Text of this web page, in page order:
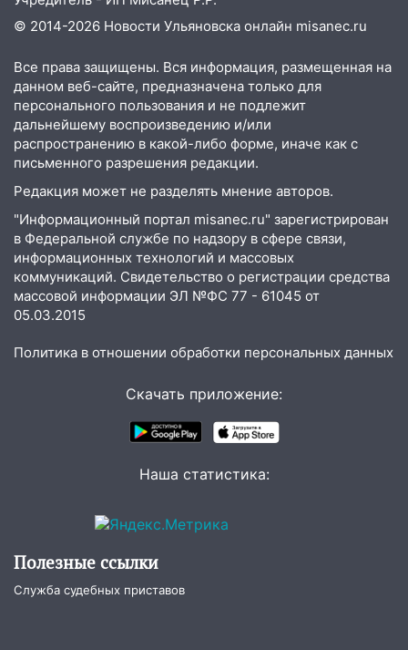
Чемпионате России
более 28% площадей зерновых и
зернобобовых культур
15:51 Бросила кирпич в жену брата: в
Ульяновской области завели дело на
агрессивную женщину
15:47
На улице Радищева сбили
курьера: крупная авария в Ульяновске
15:15 Проводил до квартиры и ограбил:
новый кавалер женщины оказался
рецидивистом
14:26 В Ульяновске ограничат движение
передумать увольняться, если им
Инсценировали ДТП и получили
более 4,6 миллиона рублей: перед
судом предстанет банда
В Инзе произошел крупный пожар
13:00 В суде защитили репутацию
мужчины, которого необоснованно
© 2014-2026 Новости Ульяновска онлайн misanec.ru
Все права защищены. Вся информация, размещенная на
данном веб-сайте, предназначена только для
персонального пользования и не подлежит
дальнейшему воспроизведению и/или
распространению в какой-либо форме, иначе как с
письменного разрешения редакции.
Редакция может не разделять мнение авторов.
"Информационный портал misanec.ru" зарегистрирован
в Федеральной службе по надзору в сфере связи,
информационных технологий и массовых
коммуникаций. Свидетельство о регистрации средства
массовой информации ЭЛ №ФС 77 - 61045 от
05.03.2015
Политика в отношении обработки персональных данных
Скачать приложение:
Наша статистика:
Полезные ссылки
Служба судебных приставов